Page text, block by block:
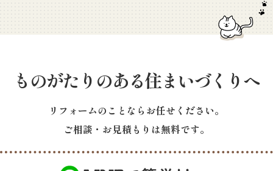
ものがたりのある住まいづくりへ
リフォームのことならお任せください。
ご相談・お見積もりは無料です。